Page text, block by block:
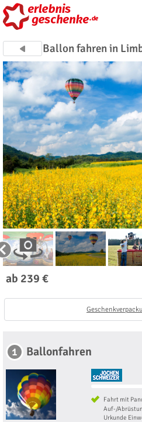
Ballon fahren in
ab 239 €
1 Ballonfahren
Fahrt mit
Auf-/
Urkunde